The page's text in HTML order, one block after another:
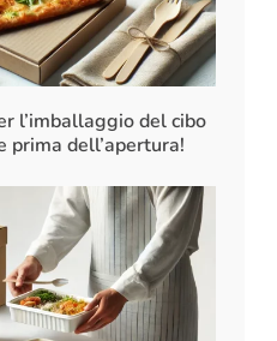
l’imballaggio del cibo
prima dell’apertura!